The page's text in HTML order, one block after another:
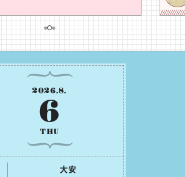
2026.8.
6
THU
⼤安